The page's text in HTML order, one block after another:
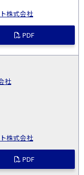
株式会社
PDF
社
株式会社
PDF